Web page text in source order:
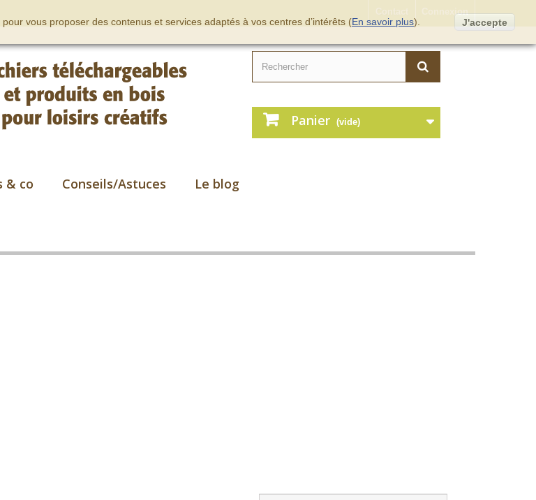
Connexion
Panier (vide)
& co Conseils/Astuces Le blog
vous proposer des contenus et services adaptés à vos centres d’intérêts (En savoir plus). J'accepte